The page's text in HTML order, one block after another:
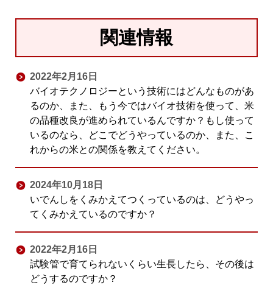
関連情報
2022年2月16日
バイオテクノロジーという技術にはどんなものがあ
るのか、また、もう今ではバイオ技術を使って、米
の品種改良が進められているんですか？もし使って
いるのなら、どこでどうやっているのか、また、こ
れからの米との関係を教えてください。
2024年10月18日
いでんしをくみかえてつくっているのは、どうやっ
てくみかえているのですか？
2022年2月16日
試験管で育てられないくらい生長したら、その後は
どうするのですか？